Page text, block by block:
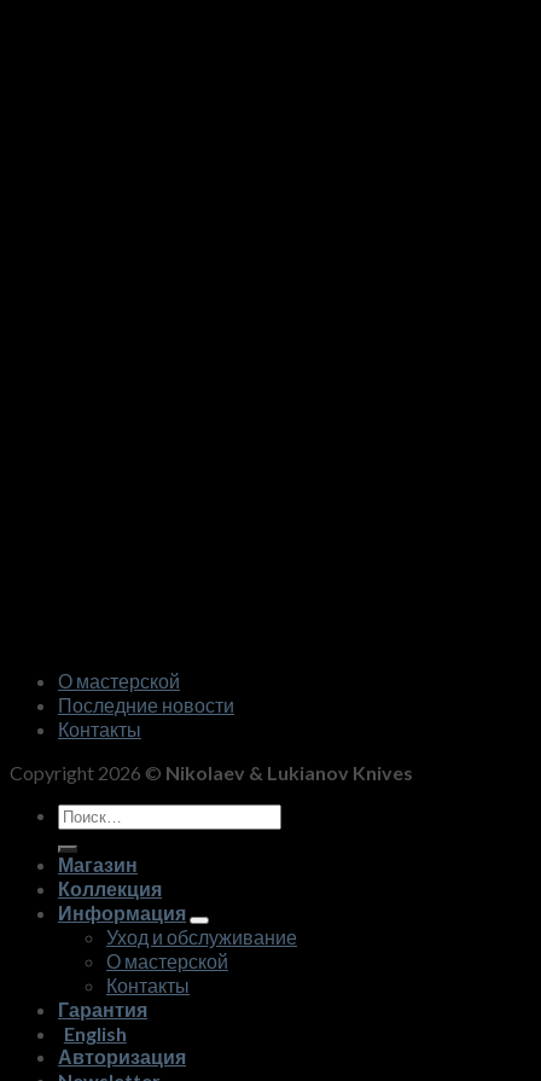
О мастерской
Последние новости
Контакты
Copyright 2026 © Nikolaev & Lukianov Knives
Искать:
Магазин
Коллекция
Информация
Уход и обслуживание
О мастерской
Контакты
Гарантия
English
Авторизация